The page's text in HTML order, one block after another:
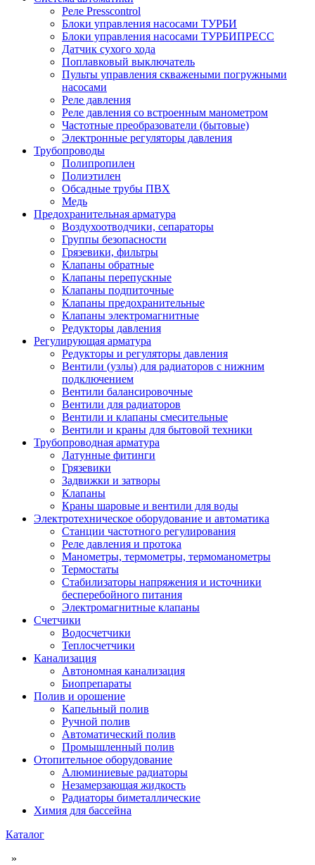
Реле Presscontrol
Блоки управления насосами ТУРБИ
Блоки управления насосами ТУРБИПРЕСС
Датчик сухого хода
Поплавковый выключатель
Пульты управления скважеными погружными
насосами
Реле давления
Реле давления со встроенным манометром
Частотные преобразователи (бытовые)
Электронные регуляторы давления
Трубопроводы
Полипропилен
Полиэтилен
Обсадные трубы ПВХ
Медь
Предохранительная арматура
Воздухоотводчики, сепараторы
Группы безопасности
Грязевики, фильтры
Клапаны обратные
Клапаны перепускные
Клапаны подпиточные
Клапаны предохранительные
Клапаны электромагнитные
Редукторы давления
Регулирующая арматура
Редукторы и регуляторы давления
Вентили (узлы) для радиаторов с нижним
подключением
Вентили балансировочные
Вентили для радиаторов
Вентили и клапаны смесительные
Вентили и краны для бытовой техники
Трубопроводная арматура
Латунные фитинги
Грязевики
Задвижки и затворы
Клапаны
Краны шаровые и вентили для воды
Электротехническое оборудование и автоматика
Станции частотного регулирования
Реле давления и протока
Манометры, термометры, термоманометры
Термостаты
Стабилизаторы напряжения и источники
бесперебойного питания
Электромагнитные клапаны
Счетчики
Водосчетчики
Теплосчетчики
Канализация
Автономная канализация
Биопрепараты
Полив и орошение
Капельный полив
Ручной полив
Автоматический полив
Промышленный полив
Отопительное оборудование
Алюминиевые радиаторы
Незамерзающая жидкость
Радиаторы биметаллические
Химия для бассейна
Каталог
»